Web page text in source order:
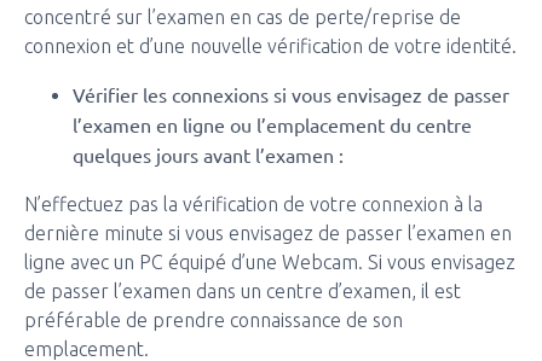
concentré sur l’examen en cas de perte/reprise de
connexion et d’une nouvelle vérification de votre identité.
Vérifier les connexions si vous envisagez de passer
l’examen en ligne ou l’emplacement du centre
quelques jours avant l’examen :
N’effectuez pas la vérification de votre connexion à la
dernière minute si vous envisagez de passer l’examen en
ligne avec un PC équipé d’une Webcam. Si vous envisagez
de passer l’examen dans un centre d’examen, il est
préférable de prendre connaissance de son
emplacement.